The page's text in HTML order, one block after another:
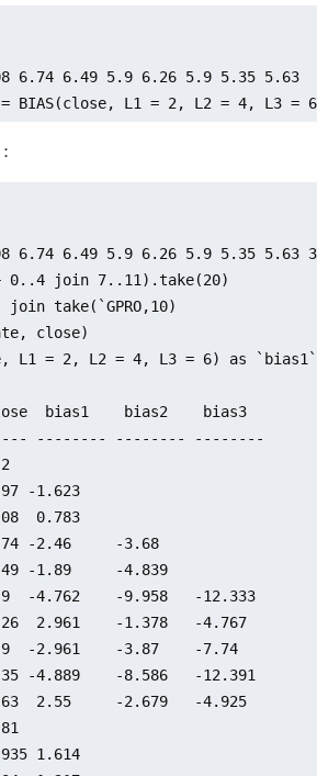
6.74 6.49 5.9 6.26 5.9 5.35 5.63
BIAS(close, L1 = 2, L2 = 4, L3 =
6.74 6.49 5.9 6.26 5.9 5.35 5.63
0..4 join 7..11).take(20)
take(`GPRO,10)
close)
L1 = 2, L2 = 4, L3 = 6) as
bias1    bias2    bias3
-------- -------- --------
-1.623
0.783
-2.46     -3.68
-1.89     -4.839
-4.762    -9.958   -12.333
2.961    -1.378   -4.767
-2.961    -3.87    -7.74
-4.889    -8.586   -12.391
2.55     -2.679   -4.925
1.614